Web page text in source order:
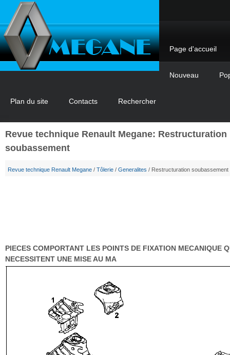
Page d'accueil
Nouveau
Plan du site Contacts Rechercher
Revue technique Renault Megane: Restructuration
soubassement
Revue technique Renault Megane / Tôlerie / Generalites / Restructuration soubassement
PIECES COMPORTANT LES POINTS DE FIXATION MECANIQUE
NECESSITENT UNE MISE AU MA